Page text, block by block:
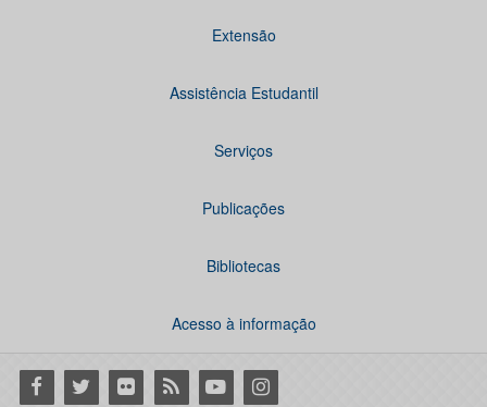
Extensão
Assistência Estudantil
Serviços
Publicações
Bibliotecas
Acesso à informação
Facebook
Twitter Flickr RSS YoutubeInstagram